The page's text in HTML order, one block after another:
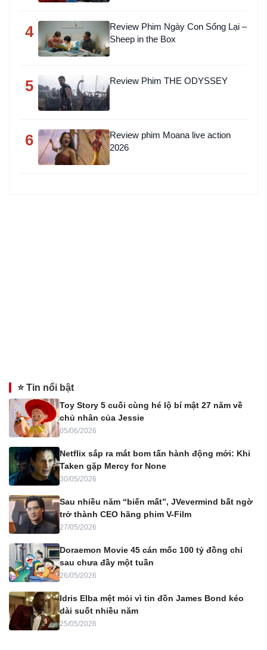
4
Review Phim Ngày Con Sống Lại –
Sheep in the Box
5 Review Phim THE ODYSSEY
6
Review phim Moana live action
2026
⭐ Tin nổi bật
Toy Story 5 cuối cùng hé lộ bí mật 27 năm về
chủ nhân của Jessie
05/06/2026
Netflix sắp ra mắt bom tấn hành động mới: Khi
Taken gặp Mercy for None
30/05/2026
Sau nhiều năm “biến mất”, JVevermind bất ngờ
trở thành CEO hãng phim V-Film
27/05/2026
Doraemon Movie 45 cán mốc 100 tỷ đồng chỉ
sau chưa đầy một tuần
26/05/2026
Idris Elba mệt mỏi vì tin đồn James Bond kéo
dài suốt nhiều năm
25/05/2026